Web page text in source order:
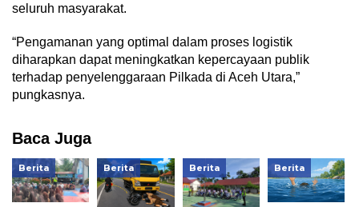
seluruh masyarakat.
“Pengamanan yang optimal dalam proses logistik
diharapkan dapat meningkatkan kepercayaan publik
terhadap penyelenggaraan Pilkada di Aceh Utara,”
pungkasnya.
Baca Juga
Berita Berita Berita Berita